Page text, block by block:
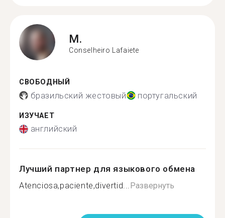
M.
Conselheiro Lafaiete
СВОБОДНЫЙ
бразильский жестовый португальский
ИЗУЧАЕТ
английский
Лучший партнер для языкового обмена
Atenciosa,paciente,divertid...Развернуть